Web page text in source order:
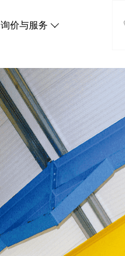
询价与服务 